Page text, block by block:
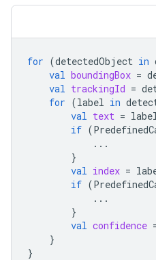
for (detectedObject in
val boundingBox =
val trackingId =
for (label in
val text =
if (
...
}
val index =
if (
...
}
val confidence
}
}